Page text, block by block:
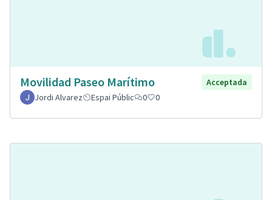
Movilidad Paseo Marítimo
Acceptada
Jordi Alvarez
Espai Públic 0 0